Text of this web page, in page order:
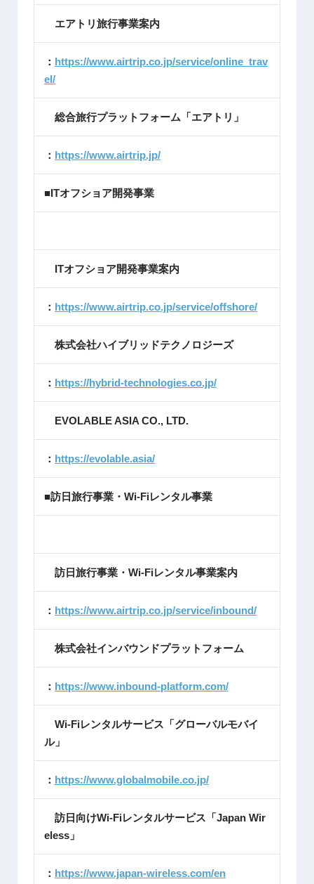
エアトリ旅行事業案内
： https://www.airtrip.co.jp/service/online_trav
el/
総合旅行プラットフォーム「エアトリ」
： https://www.airtrip.jp/
■ITオフショア開発事業
ITオフショア開発事業案内
： https://www.airtrip.co.jp/service/offshore/
株式会社ハイブリッドテクノロジーズ
： https://hybrid-technologies.co.jp/
EVOLABLE ASIA CO., LTD.
： https://evolable.asia/
■訪日旅行事業・Wi-Fiレンタル事業
訪日旅行事業・Wi-Fiレンタル事業案内
： https://www.airtrip.co.jp/service/inbound/
株式会社インバウンドプラットフォーム
： https://www.inbound-platform.com/
Wi-Fiレンタルサービス「グローバルモバイ
ル」
： https://www.globalmobile.co.jp/
訪日向けWi-Fiレンタルサービス「Japan Wir
eless」
： https://www.japan-wireless.com/en